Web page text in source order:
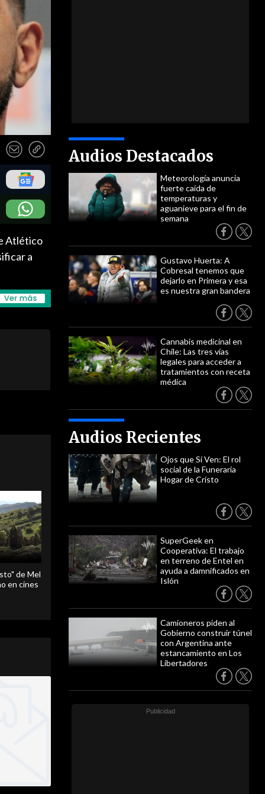
Audios Destacados
Meteorología anuncia
fuerte caída de
temperaturas y
aguanieve para el fin de
semana
Gustavo Huerta: A
Cobresal tenemos que
dejarlo en Primera y esa
es nuestra gran bandera
Cannabis medicinal en
Chile: Las tres vías
legales para acceder a
tratamientos con receta
médica
Audios Recientes
Ojos que Sí Ven: El rol
social de la Funeraria
Hogar de Cristo
SuperGeek en
Cooperativa: El trabajo
en terreno de Entel en
ayuda a damnificados en
Islón
Camioneros piden al
Gobierno construir túnel
con Argentina ante
estancamiento en Los
Libertadores
Atlético
a
de Mel
en cines